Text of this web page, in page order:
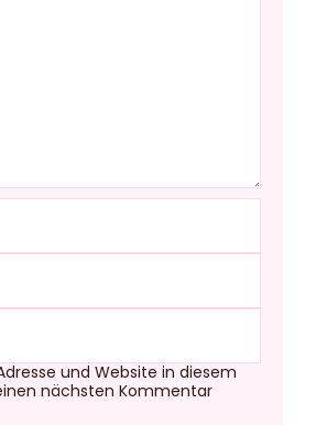
und Website in diesem
nächsten Kommentar